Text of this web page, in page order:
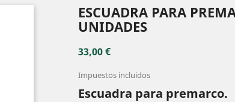
ESCUADRA PARA
UNIDADES
33,00 €
Impuestos incluidos
Escuadra para premarco.